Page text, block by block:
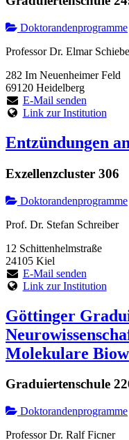
Doktorandenprogramme
Professor Dr. Elmar
282 Im Neuenheimer Feld
69120 Heidelberg
E-Mail senden
Link zur Institution
Entzündungen
Exzellenzcluster 306
Doktorandenprogramme
Prof. Dr. Stefan Schreiber
12 Schittenhelmstraße
24105 Kiel
E-Mail senden
Link zur Institution
Göttinger
Molekulare
Graduiertenschule
Doktorandenprogramme
Professor Dr. Ralf Ficner